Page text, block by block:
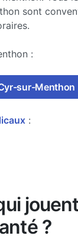
sont
:
sur-Menthon
:
?